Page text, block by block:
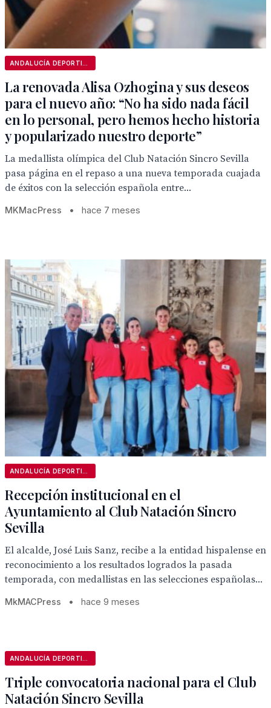
La renovada Alisa Ozhogina y sus deseos
para el nuevo año: “No ha sido nada fácil
en lo personal, pero hemos hecho historia
y popularizado nuestro deporte”
La medallista olímpica del Club Natación Sincro Sevilla
pasa página en el repaso a una nueva temporada cuajada
de éxitos con la selección española entre...
MKMacPress • hace 7 meses
Recepción institucional en el
Ayuntamiento al Club Natación Sincro
Sevilla
El alcalde, José Luis Sanz, recibe a la entidad hispalense en
reconocimiento a los resultados logrados la pasada
temporada, con medallistas en las selecciones españolas...
MkMACPress • hace 9 meses
Triple convocatoria nacional para el Club
Natación Sincro Sevilla